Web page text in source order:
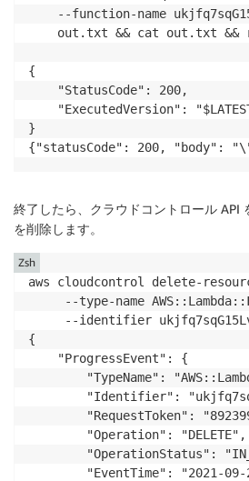
--function-name
out.txt && cat out.txt &&
{
    "StatusCode": 200,
"ExecutedVersion":
}
{"statusCode": 200, "body":
終了したら、 クラウドコントロール API
を削除します。
aws cloudcontrol delete-
--type-name
--identifier
{
    "ProgressEvent": {
"TypeName":
"Identifier":
"RequestToken":
        "Operation": "DELETE",
"OperationStatus":
"EventTime": "2021-
Zsh